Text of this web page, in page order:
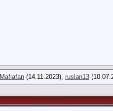
Mafiafan (14.11.2023), ruslan13